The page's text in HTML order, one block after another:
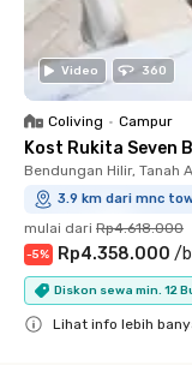
Video 360
Coliving • Campur
Kost Rukita Seven
Bendungan Hilir, Tanah
3.9 km dari mnc
mulai dari Rp4.618.000
-5% Rp4.358.000 /
Diskon sewa min. 12
Lihat info lebih